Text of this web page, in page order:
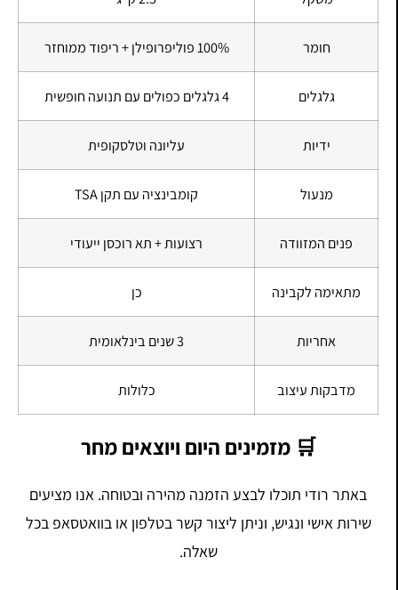
חומר 100% פוליפרופילן + ריפוד ממוחזר
גלגלים 4 גלגלים כפולים עם תנועה חופשית
ידיות עליונה וטלסקופית
מנעול קומבינציה עם תקן TSA
פנים המזוודה רצועות + תא רוכסן ייעודי
מתאימה לקבינה כן
אחריות 3 שנים בינלאומית
מדבקות עיצוב כלולות
🛒 מזמינים היום ויוצאים מחר
באתר רודי תוכלו לבצע הזמנה מהירה ובטוחה. אנו מציעים
שירות אישי ונגיש, וניתן ליצור קשר בטלפון או בוואטסאפ בכל
שאלה.